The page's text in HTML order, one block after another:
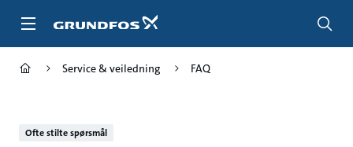
Service & veiledning FAQ
Ofte stilte spørsmål